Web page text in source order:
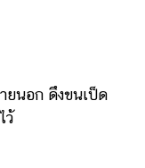
ยนอก ดึงขนเป็ด
ว้